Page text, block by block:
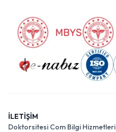
İLETİŞİM
Doktorsitesi Com Bilgi Hizmetleri